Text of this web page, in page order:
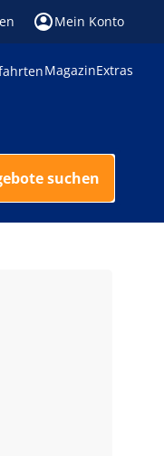
Mein Konto
MagazinExtras
suchen